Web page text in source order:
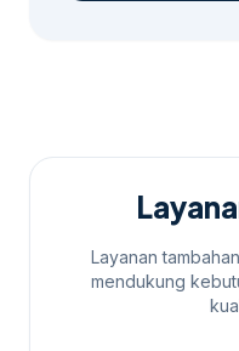
Layanan
mendukung